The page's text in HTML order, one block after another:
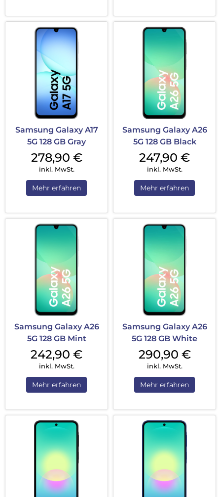
Samsung Galaxy A17
5G 128 GB Gray
278,90 €
inkl. MwSt.
Mehr erfahren
Samsung Galaxy A26
5G 128 GB Black
247,90 €
inkl. MwSt.
Mehr erfahren
Samsung Galaxy A26
5G 128 GB Mint
242,90 €
inkl. MwSt.
Mehr erfahren
Samsung Galaxy A26
5G 128 GB White
290,90 €
inkl. MwSt.
Mehr erfahren